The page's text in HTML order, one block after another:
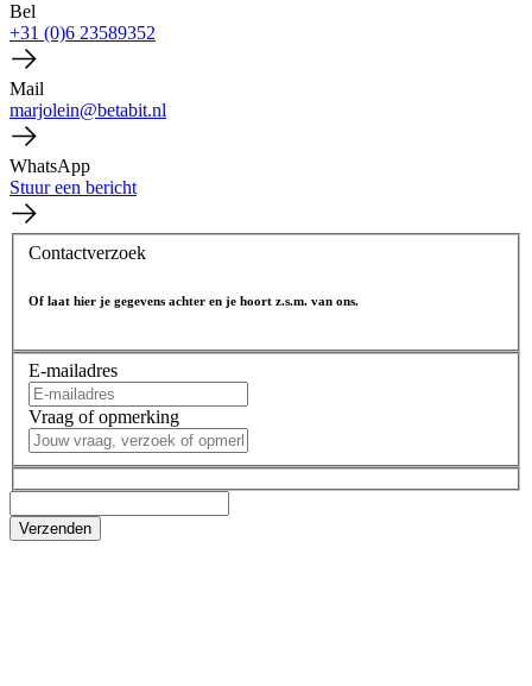
Bel
+31 (0)6 23589352
Mail
marjolein@betabit.nl
WhatsApp
Stuur een bericht
Contactverzoek
Of laat hier je gegevens achter en je hoort z.s.m. van ons.
E-mailadres
Vraag of opmerking